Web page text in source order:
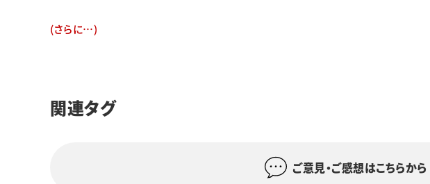
(さらに…)
関連タグ
ご意見・ご感想はこちらから